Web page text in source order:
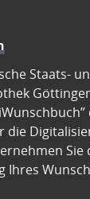
Staats-
die
Sie
Ihres